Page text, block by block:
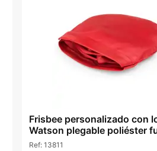
Frisbee personalizado con
Watson plegable poliéster
Ref: 13811